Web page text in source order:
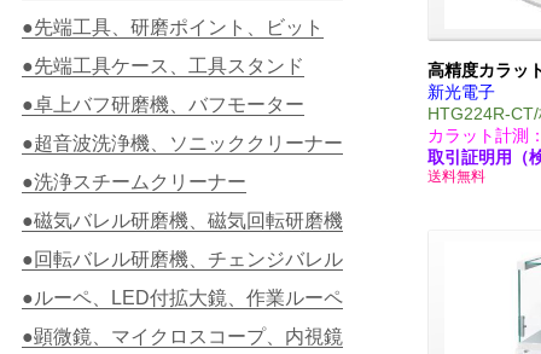
高精度カラッ
新光電子
HTG224R-
カラット計測
取引証明用（
送料無料
●先端工具、研磨ポイント、ビット
●先端工具ケース、工具スタンド
●卓上バフ研磨機、バフモーター
●超音波洗浄機、ソニッククリーナー
●洗浄スチームクリーナー
●磁気バレル研磨機、磁気回転研磨機
●回転バレル研磨機、チェンジバレル
●ルーペ、LED付拡大鏡、作業ルーペ
●顕微鏡、マイクロスコープ、内視鏡